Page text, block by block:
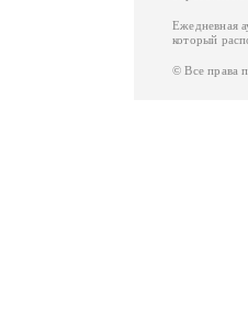
Ежедневная
который
© Все права